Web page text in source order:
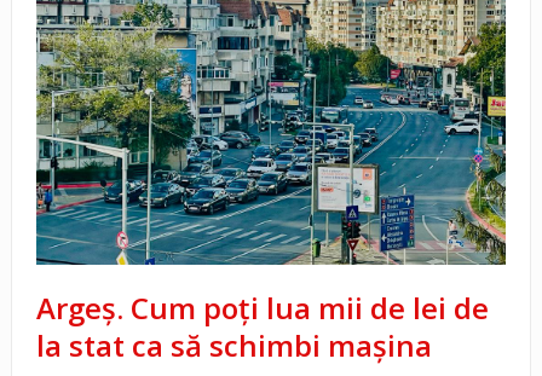
Argeș. Cum poți lua mii de lei de
la stat ca să schimbi maşina